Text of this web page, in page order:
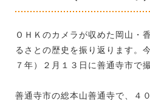
ＯＨＫのカメラが収めた岡山・
るさとの歴史を振り返ります。
７年）２月１３日に善通寺市で
善通寺市の総本山善通寺で、４